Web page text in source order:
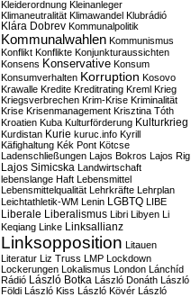
Kleiderordnung Kleinanleger
Klimaneutralität Klimawandel Klubrádió
Klára Dobrev Kommunalpolitik
Kommunalwahlen Kommunismus
Konflikt Konflikte Konjunkturaussichten
Konsens Konservative Konsum
Konsumverhalten Korruption Kosovo
Krawalle Kredite Kreditrating Kreml Krieg
Kriegsverbrechen Krim-Krise Kriminalität
Krise Krisenmanagement Krisztina Tóth
Kroatien Kuba Kulturförderung Kulturkrieg
Kurdistan Kurie kuruc.info Kyrill
Käfighaltung Kék Pont Kötcse
Ladenschließungen Lajos Bokros Lajos Rig
Lajos Simicska Landwirtschaft
lebenslange Haft Lebensmittel
Lebensmittelqualität Lehrkräfte Lehrplan
Leichtathletik-WM Lenin LGBTQ LIBE
Liberale Liberalismus Libri Libyen Li
Keqiang Linke Linksallianz
Linksopposition Litauen
Literatur Liz Truss LMP Lockdown
Lockerungen Lokalismus London Lánchíd
Rádió
László Botka László Donáth László
Földi László Kiss László Kövér László